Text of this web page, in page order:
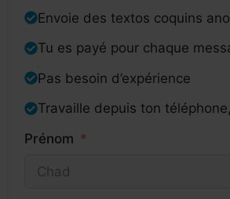
Envoie des textos coquins
Tu es payé pour chaque
Pas besoin d’expérience
Travaille depuis ton
Prénom